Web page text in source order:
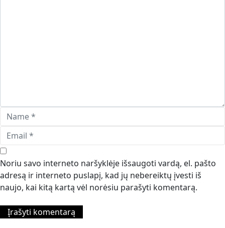
Noriu savo interneto naršyklėje išsaugoti vardą, el. pašto
adresą ir interneto puslapį, kad jų nebereiktų įvesti iš
naujo, kai kitą kartą vėl norėsiu parašyti komentarą.